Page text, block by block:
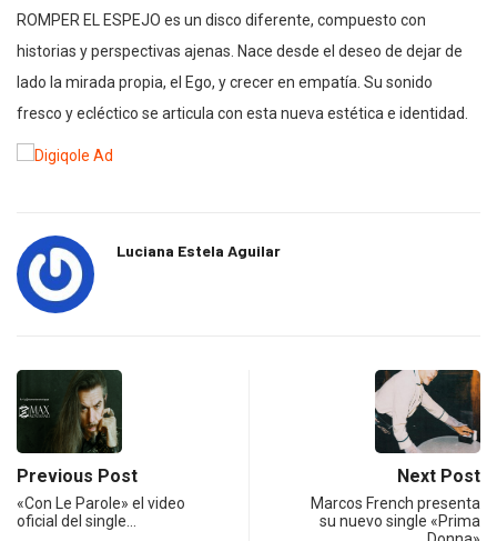
ROMPER EL ESPEJO es un disco diferente, compuesto con
historias y perspectivas ajenas. Nace desde el deseo de dejar de
lado la mirada propia, el Ego, y crecer en empatía. Su sonido
fresco y ecléctico se articula con esta nueva estética e identidad.
Luciana Estela Aguilar
Previous Post
«Con Le Parole» el video
oficial del single…
Next Post
Marcos French presenta
su nuevo single «Prima